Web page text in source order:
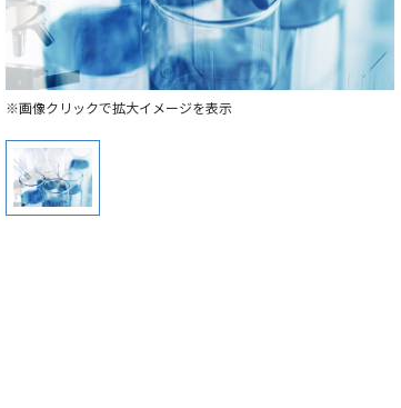
※画像クリックで拡大イメージを表示